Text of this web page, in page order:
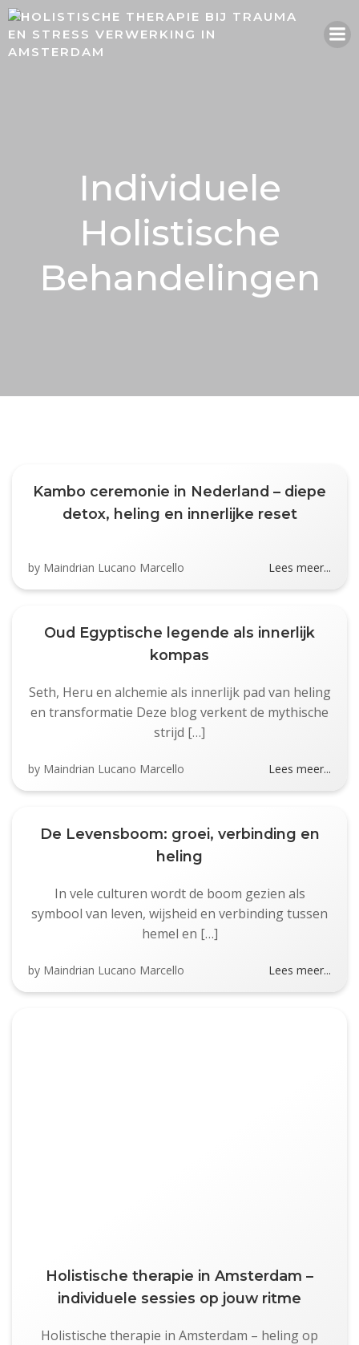
Naar
de
Individuele
Holistische
Behandelingen
Kambo ceremonie in Nederland – diepe
detox, heling en innerlijke reset
by Maindrian Lucano Marcello Lees meer...
Oud Egyptische legende als innerlijk
kompas
Seth, Heru en alchemie als innerlijk pad van heling
en transformatie Deze blog verkent de mythische
strijd […]
by Maindrian Lucano Marcello Lees meer...
De Levensboom: groei, verbinding en
heling
In vele culturen wordt de boom gezien als
symbool van leven, wijsheid en verbinding tussen
hemel en […]
by Maindrian Lucano Marcello Lees meer...
Holistische therapie in Amsterdam –
individuele sessies op jouw ritme
Holistische therapie in Amsterdam – heling op